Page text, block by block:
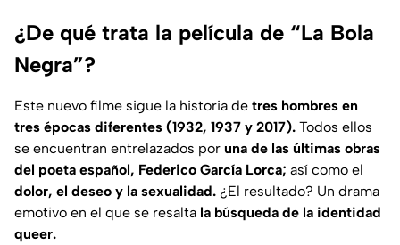
¿De qué trata la película de “La Bola
Negra”?
Este nuevo filme sigue la historia de tres hombres en
tres épocas diferentes (1932, 1937 y 2017). Todos ellos
se encuentran entrelazados por una de las últimas obras
del poeta español, Federico García Lorca; así como el
dolor, el deseo y la sexualidad. ¿El resultado? Un drama
emotivo en el que se resalta la búsqueda de la identidad
queer.